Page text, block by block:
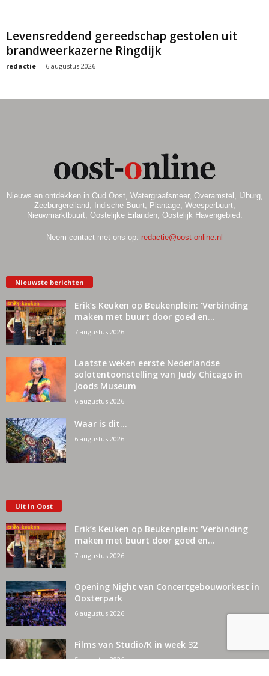
Levensreddend gereedschap gestolen uit
brandweerkazerne Ringdijk
redactie - 6 augustus 2026
Nieuws en ontdekken in Oud Oost, Watergraafsmeer, Overamstel, IJburg,
Zeeburgereiland, Indische Buurt, Plantage, Weesperbuurt,
Nieuwmarktbuurt, Oostelijke Eilanden, Oostelijk Havengebied.
Neem contact met ons op: redactie@oost-online.nl
Nieuwste berichten
Erik’s Keuken op Beukenplein: ‘Verbinding
maken met buurt door goed en...
7 augustus 2026
Laatste weken eerste Nederlandse
solotentoonstelling van Judy Chicago in
Joods Museum
6 augustus 2026
Waar is dit…
6 augustus 2026
Uit in Oost
Erik’s Keuken op Beukenplein: ‘Verbinding
maken met buurt door goed en...
7 augustus 2026
Opening Night van Concertgebouworkest in
Oosterpark
6 augustus 2026
Films van Studio/K in week 32
5 augustus 2026